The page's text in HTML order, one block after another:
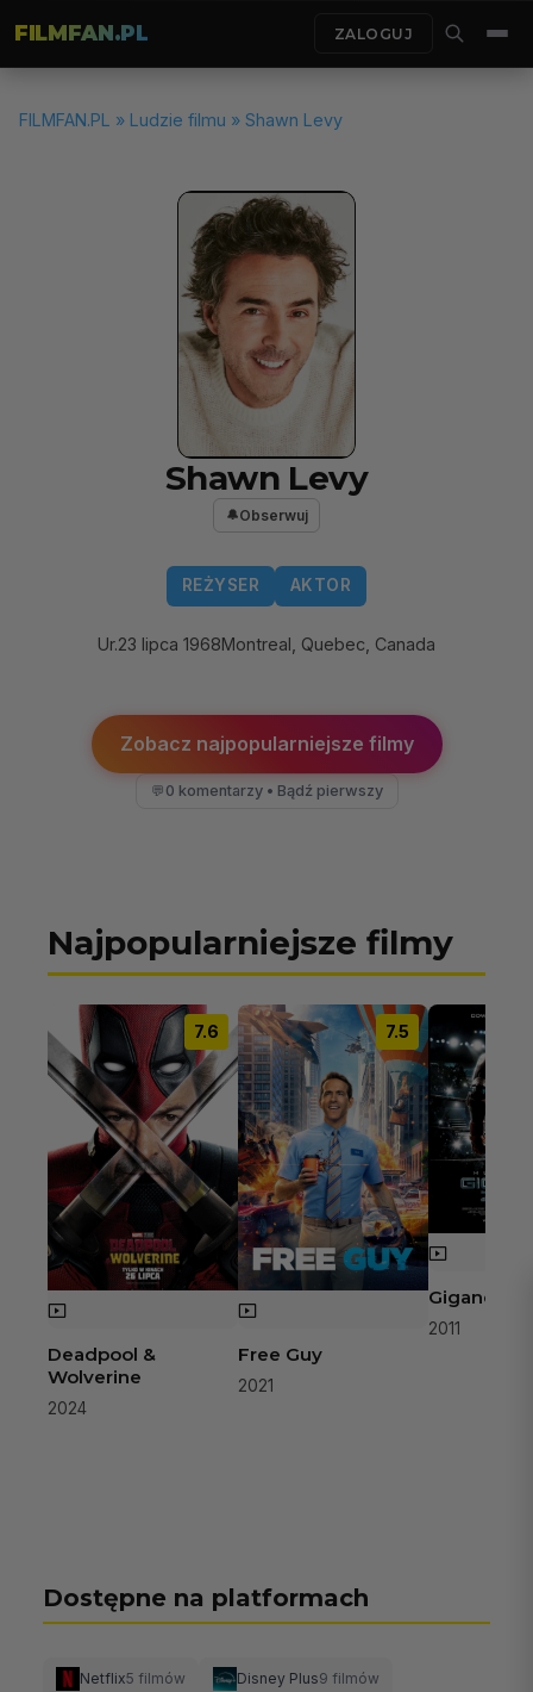
FILMFAN.PL ZALOGUJ
FILMFAN.PL » Ludzie filmu » Shawn Levy
Shawn Levy
🔔Obserwuj
REŻYSER AKTOR
Ur.23 lipca 1968Montreal, Quebec, Canada
Zobacz najpopularniejsze filmy
💬 0 komentarzy • Bądź pierwszy
Najpopularniejsze filmy
7.6
Deadpool &
Wolverine
2024
7.5
Free Guy
2021
Giganci ze
2011
Dostępne na platformach
Netflix5 filmów Disney Plus9 filmów